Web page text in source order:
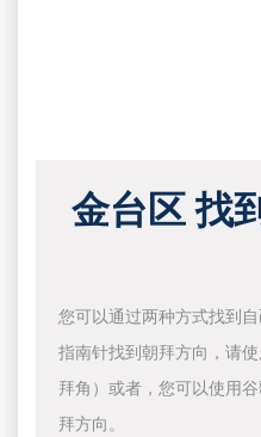
金台区 找
您可以通过两种方式找到
指南针找到朝拜方向，请
拜角）或者，您可以使用
拜方向。